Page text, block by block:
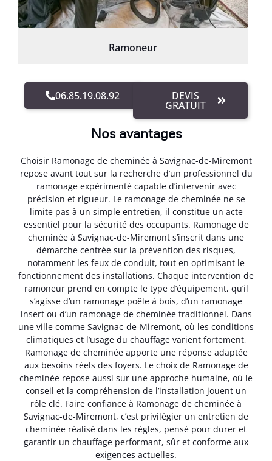
Ramoneur
06.85.19.08.92 DEVIS
GRATUIT
Nos avantages
Choisir Ramonage de cheminée à Savignac-de-Miremont
repose avant tout sur la recherche d’un professionnel du
ramonage expérimenté capable d’intervenir avec
précision et rigueur. Le ramonage de cheminée ne se
limite pas à un simple entretien, il constitue un acte
essentiel pour la sécurité des occupants. Ramonage de
cheminée à Savignac-de-Miremont s’inscrit dans une
démarche centrée sur la prévention des risques,
notamment les feux de conduit, tout en optimisant le
fonctionnement des installations. Chaque intervention de
ramoneur prend en compte le type d’équipement, qu’il
s’agisse d’un ramonage poêle à bois, d’un ramonage
insert ou d’un ramonage de cheminée traditionnel. Dans
une ville comme Savignac-de-Miremont, où les conditions
climatiques et l’usage du chauffage varient fortement,
Ramonage de cheminée apporte une réponse adaptée
aux besoins réels des foyers. Le choix de Ramonage de
cheminée repose aussi sur une approche humaine, où le
conseil et la compréhension de l’installation jouent un
rôle clé. Faire confiance à Ramonage de cheminée à
Savignac-de-Miremont, c’est privilégier un entretien de
cheminée réalisé dans les règles, pensé pour durer et
garantir un chauffage performant, sûr et conforme aux
exigences actuelles.